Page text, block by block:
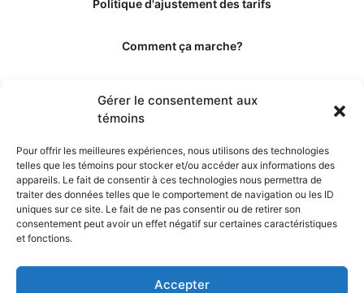
Gérer le consentement aux
témoins
Pour offrir les meilleures expériences, nous utilisons des technologies
telles que les témoins pour stocker et/ou accéder aux informations des
appareils. Le fait de consentir à ces technologies nous permettra de
traiter des données telles que le comportement de navigation ou les ID
uniques sur ce site. Le fait de ne pas consentir ou de retirer son
consentement peut avoir un effet négatif sur certaines caractéristiques
et fonctions.
Accepter
Politique d'ajustement des tarifs
Comment ça marche?
Les éditeurs
Les experts et collaborateurs